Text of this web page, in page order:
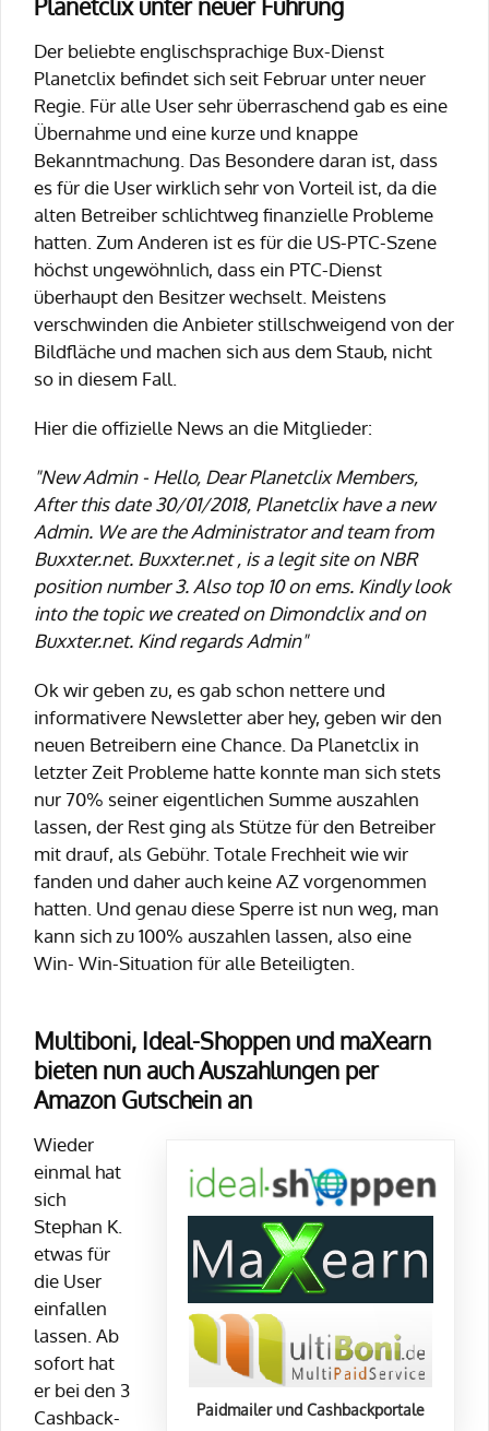
Planetclix unter neuer Führung
Der beliebte englischsprachige Bux-Dienst
Planetclix befindet sich seit Februar unter neuer
Regie. Für alle User sehr überraschend gab es eine
Übernahme und eine kurze und knappe
Bekanntmachung. Das Besondere daran ist, dass
es für die User wirklich sehr von Vorteil ist, da die
alten Betreiber schlichtweg finanzielle Probleme
hatten. Zum Anderen ist es für die US-PTC-Szene
höchst ungewöhnlich, dass ein PTC-Dienst
überhaupt den Besitzer wechselt. Meistens
verschwinden die Anbieter stillschweigend von der
Bildfläche und machen sich aus dem Staub, nicht
so in diesem Fall.
Hier die offizielle News an die Mitglieder:
"New Admin - Hello, Dear Planetclix Members,
After this date 30/01/2018, Planetclix have a new
Admin. We are the Administrator and team from
Buxxter.net. Buxxter.net , is a legit site on NBR
position number 3. Also top 10 on ems. Kindly look
into the topic we created on Dimondclix and on
Buxxter.net. Kind regards Admin"
Ok wir geben zu, es gab schon nettere und
informativere Newsletter aber hey, geben wir den
neuen Betreibern eine Chance. Da Planetclix in
letzter Zeit Probleme hatte konnte man sich stets
nur 70% seiner eigentlichen Summe auszahlen
lassen, der Rest ging als Stütze für den Betreiber
mit drauf, als Gebühr. Totale Frechheit wie wir
fanden und daher auch keine AZ vorgenommen
hatten. Und genau diese Sperre ist nun weg, man
kann sich zu 100% auszahlen lassen, also eine
Win- Win-Situation für alle Beteiligten.
Multiboni, Ideal-Shoppen und maXearn
bieten nun auch Auszahlungen per
Amazon Gutschein an
Paidmailer und Cashbackportale
Wieder
einmal hat
sich
Stephan K.
etwas für
die User
einfallen
lassen. Ab
sofort hat
er bei den 3
Cashback-